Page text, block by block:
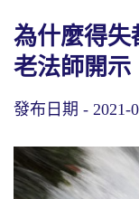
為什麼得失
老法師開示
發布日期 - 2021-